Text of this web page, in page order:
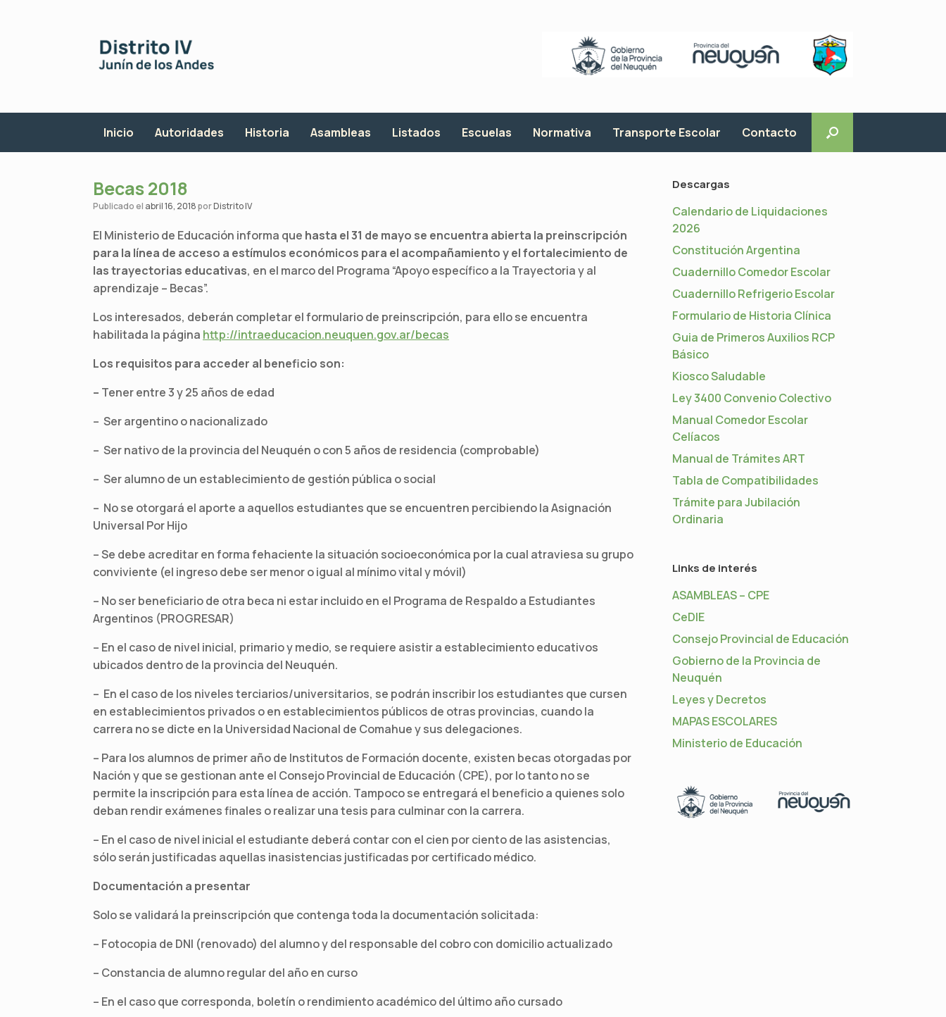
Inicio Autoridades Historia Asambleas Listados Escuelas Normativa Transporte Escolar Contacto
Becas 2018
Publicado el abril 16, 2018porDistrito IV
El Ministerio de Educación informa que hasta el 31 de mayo se encuentra abierta la preinscripción
para la línea de acceso a estímulos económicos para el acompañamiento y el fortalecimiento de
las trayectorias educativas, en el marco del Programa “Apoyo específico a la Trayectoria y al
aprendizaje – Becas”.
Los interesados, deberán completar el formulario de preinscripción, para ello se encuentra
habilitada la página http://intraeducacion.neuquen.gov.ar/becas
Los requisitos para acceder al beneficio son:
– Tener entre 3 y 25 años de edad
– Ser argentino o nacionalizado
– Ser nativo de la provincia del Neuquén o con 5 años de residencia (comprobable)
– Ser alumno de un establecimiento de gestión pública o social
– No se otorgará el aporte a aquellos estudiantes que se encuentren percibiendo la Asignación
Universal Por Hijo
– Se debe acreditar en forma fehaciente la situación socioeconómica por la cual atraviesa su grupo
conviviente (el ingreso debe ser menor o igual al mínimo vital y móvil)
– No ser beneficiario de otra beca ni estar incluido en el Programa de Respaldo a Estudiantes
Argentinos (PROGRESAR)
– En el caso de nivel inicial, primario y medio, se requiere asistir a establecimiento educativos
ubicados dentro de la provincia del Neuquén.
– En el caso de los niveles terciarios/universitarios, se podrán inscribir los estudiantes que cursen
en establecimientos privados o en establecimientos públicos de otras provincias, cuando la
carrera no se dicte en la Universidad Nacional de Comahue y sus delegaciones.
– Para los alumnos de primer año de Institutos de Formación docente, existen becas otorgadas por
Nación y que se gestionan ante el Consejo Provincial de Educación (CPE), por lo tanto no se
permite la inscripción para esta línea de acción. Tampoco se entregará el beneficio a quienes solo
deban rendir exámenes finales o realizar una tesis para culminar con la carrera.
– En el caso de nivel inicial el estudiante deberá contar con el cien por ciento de las asistencias,
sólo serán justificadas aquellas inasistencias justificadas por certificado médico.
Documentación a presentar
Solo se validará la preinscripción que contenga toda la documentación solicitada:
– Fotocopia de DNI (renovado) del alumno y del responsable del cobro con domicilio actualizado
– Constancia de alumno regular del año en curso
– En el caso que corresponda, boletín o rendimiento académico del último año cursado
Descargas
Calendario de Liquidaciones
2026
Constitución Argentina
Cuadernillo Comedor Escolar
Cuadernillo Refrigerio Escolar
Formulario de Historia Clínica
Guia de Primeros Auxilios RCP
Básico
Kiosco Saludable
Ley 3400 Convenio Colectivo
Manual Comedor Escolar
Celíacos
Manual de Trámites ART
Tabla de Compatibilidades
Trámite para Jubilación
Ordinaria
Links de interés
ASAMBLEAS – CPE
CeDIE
Consejo Provincial de Educación
Gobierno de la Provincia de
Neuquén
Leyes y Decretos
MAPAS ESCOLARES
Ministerio de Educación